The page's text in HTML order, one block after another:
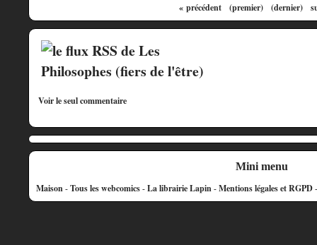
« précédent (premier) (dernier)
Voir le seul commentaire
Mini menu
Maison-Tous les webcomics-La librairie Lapin-Mentions légales et RGPD